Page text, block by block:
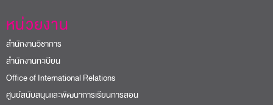
หน่วยงาน
สำนักงานวิชาการ
สำนักงานทะเบียน
Office of International Relations
ศูนย์สนับสนุนและพัฒนาการเรียนการสอน